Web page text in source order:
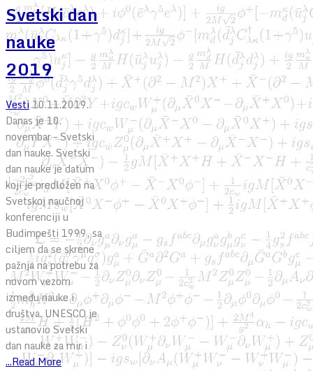
Svetski dan
nauke
2019
Vesti 10.11.2019.
Danas je 10.
novembar – Svetski
dan nauke. Svetski
dan nauke je datum
koji je predložen na
Svetskoj naučnoj
konferenciji u
Budimpešti 1999, sa
ciljem da se skrene
pažnja na potrebu za
novom vezom
između nauke i
društva. UNESCO je
ustanovio Svetski
dan nauke za mir i
...Read More